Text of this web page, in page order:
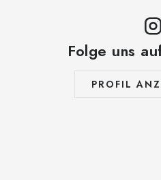
Folge uns
PROFIL